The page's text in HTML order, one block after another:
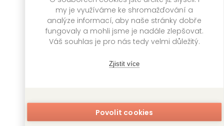
my je využíváme ke shromažďování a
analýze informací, aby naše stránky dobře
fungovaly a mohli jsme je nadále zlepšovat.
Váš souhlas je pro nás tedy velmi důležitý.
Zjistit více
Povolit cookies
Bartošová: Má
dcera Iveta